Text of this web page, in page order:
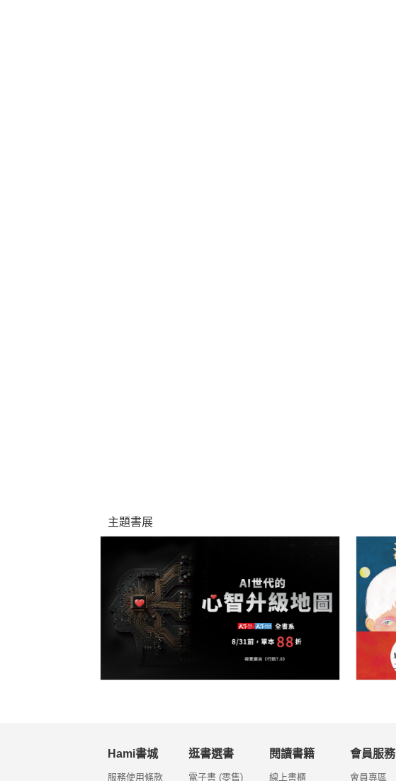
主題書展
Hami書城
服務使用條款
逛書選書
電子書 (零售)
閱讀書籍
線上書櫃
會員服務
會員專區